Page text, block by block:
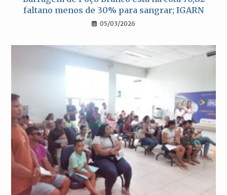
faltano menos de 30% para sangrar; IGARN
05/03/2026